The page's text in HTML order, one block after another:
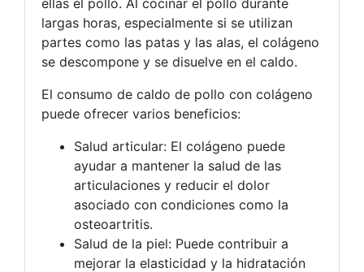
largas horas, especialmente si se utilizan
partes como las patas y las alas, el colágeno
se descompone y se disuelve en el caldo.
El consumo de caldo de pollo con colágeno
puede ofrecer varios beneficios:
Salud articular: El colágeno puede
ayudar a mantener la salud de las
articulaciones y reducir el dolor
asociado con condiciones como la
osteoartritis.
Salud de la piel: Puede contribuir a
mejorar la elasticidad y la hidratación